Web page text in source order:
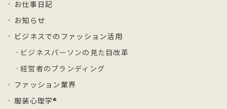
お仕事日記
お知らせ
ビジネスでのファッション活用
ビジネスパーソンの見た目改革
経営者のブランディング
ファッション業界
服装心理学®